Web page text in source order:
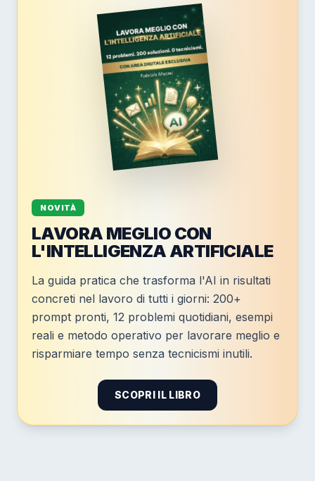
NOVITÀ
LAVORA MEGLIO CON
L'INTELLIGENZA ARTIFICIALE
La guida pratica che trasforma l'AI in risultati
concreti nel lavoro di tutti i giorni: 200+
prompt pronti, 12 problemi quotidiani, esempi
reali e metodo operativo per lavorare meglio e
risparmiare tempo senza tecnicismi inutili.
SCOPRI IL LIBRO